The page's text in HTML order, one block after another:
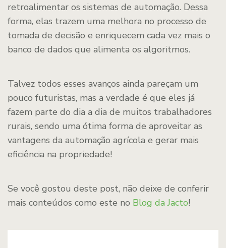
retroalimentar os sistemas de automação. Dessa
forma, elas trazem uma melhora no processo de
tomada de decisão e enriquecem cada vez mais o
banco de dados que alimenta os algoritmos.
Talvez todos esses avanços ainda pareçam um
pouco futuristas, mas a verdade é que eles já
fazem parte do dia a dia de muitos trabalhadores
rurais, sendo uma ótima forma de aproveitar as
vantagens da automação agrícola e gerar mais
eficiência na propriedade!
Se você gostou deste post, não deixe de conferir
mais conteúdos como este no Blog da Jacto!